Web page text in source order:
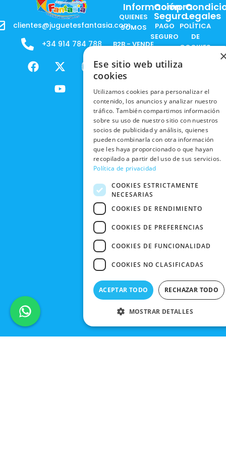
clientes@juguetesfantasia.com
+34 914 784 788
F
a
X
-
t
w
m
Y
o
u
t
Información
QUIENES
SOMOS
B2B - VENDE
PRODUCTOS
RESPONSABILIDAD
SOCIAL
TRABAJA
CON
NOSOTROS
NUESTRAS
TIENDAS
BLACK
FRIDAY
Compra
Segura
PAGO
SEGURO
NACIONALES
INTERNACIONALES
RECOGIDA
EN TIENDA
DEVOLUCIONES
Y CAMBIOS
CANCELAR
PEDIDO
Legales
POLÍTICA
DE
COOKIES
POLÍTICAS
EN RRSS
POLÍTICA DE
PRIVACIDAD
CONDICIONES
DE COMPRA
Ese sitio web utiliza
cookies
Utilizamos cookies para personalizar el
contenido, los anuncios y analizar nuestro
tráfico. También compartimos información
sobre su uso de nuestro sitio con nuestros
socios de publicidad y análisis, quienes
pueden combinarla con otra información
que les haya proporcionado o que hayan
recopilado a partir del uso de sus servicios.
Política de privacidad
COOKIES ESTRICTAMENTE
NECESARIAS
COOKIES DE RENDIMIENTO
COOKIES DE PREFERENCIAS
COOKIES DE FUNCIONALIDAD
COOKIES NO CLASIFICADAS
ACEPTAR TODO RECHAZAR TODO
MOSTRAR DETALLES